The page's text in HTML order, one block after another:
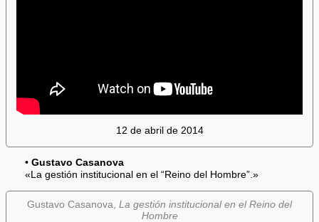
12 de abril de 2014
•Gustavo Casanova
«La gestión institucional en el “Reino del Hombre”.»
Gustavo Casanova, La gestión institucional en el Reino del
Hombre